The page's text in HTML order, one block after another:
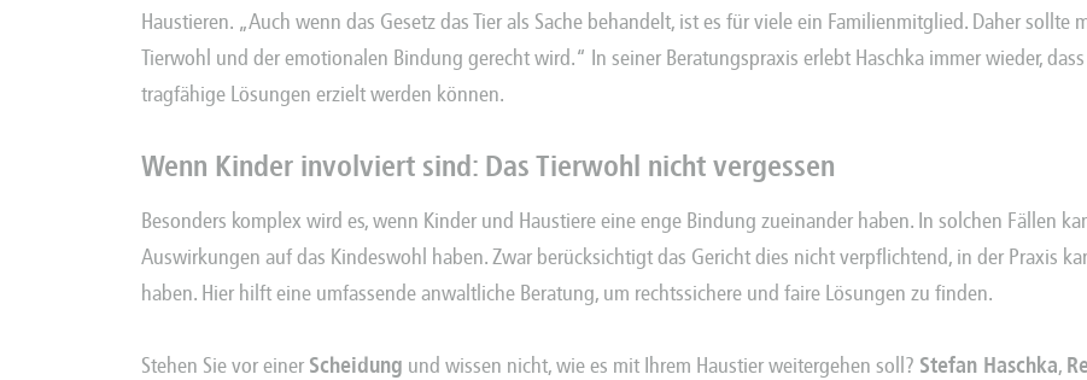
Haustieren. „Auch wenn das Gesetz das Tier als Sache behandelt, ist es für viele ein Familienmitglied. Daher
Tierwohl und der emotionalen Bindung gerecht wird.“ In seiner Beratungspraxis erlebt Haschka immer wieder,
tragfähige Lösungen erzielt werden können.
Wenn Kinder involviert sind: Das Tierwohl nicht vergessen
Besonders komplex wird es, wenn Kinder und Haustiere eine enge Bindung zueinander haben. In solchen Fällen
Auswirkungen auf das Kindeswohl haben. Zwar berücksichtigt das Gericht dies nicht verpflichtend, in der Praxis
haben. Hier hilft eine umfassende anwaltliche Beratung, um rechtssichere und faire Lösungen zu finden.
Stehen Sie vor einer Scheidung und wissen nicht, wie es mit Ihrem Haustier weitergehen soll? Stefan Haschka,